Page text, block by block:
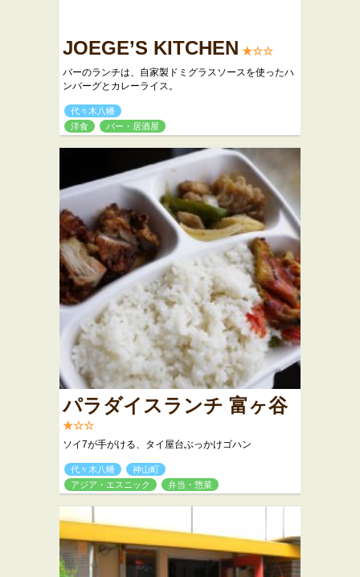
JOEGE’S KITCHEN ★☆☆
バーのランチは、自家製ドミグラスソースを使ったハ
ンバーグとカレーライス。
代々木八幡
洋食
バー・居酒屋
パラダイスランチ 富ヶ谷
★☆☆
ソイ7が手がける、タイ屋台ぶっかけゴハン
代々木八幡
神山町
アジア・エスニック
弁当・惣菜